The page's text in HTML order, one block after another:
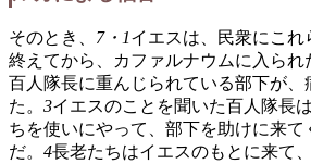
そのとき、 7・1イエスは、民衆にこれ
終えてから、カファルナウムに入られ
百人隊長に重んじられている部下が
た。 3イエスのことを聞いた百人隊長
ちを使いにやって、部下を助けに来て
だ。 4長老たちはイエスのもとに来て